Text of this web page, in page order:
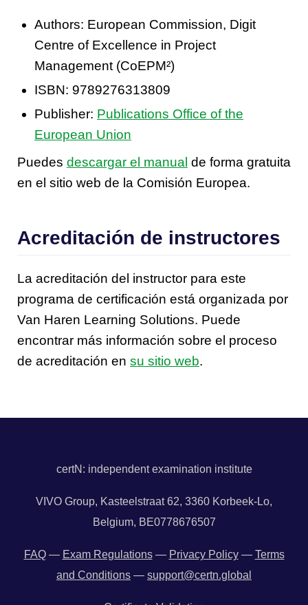
Authors: European Commission, Digit
Centre of Excellence in Project
Management (CoEPM²)
ISBN: 9789276313809
Publisher: Publications Office of the
European Union
Puedes descargar el manual de forma gratuita
en el sitio web de la Comisión Europea.
Acreditación de instructores
La acreditación del instructor para este
programa de certificación está organizada por
Van Haren Learning Solutions. Puede
encontrar más información sobre el proceso
de acreditación en su sitio web.
certN: independent examination institute
VIVO Group, Kasteelstraat 62, 3360 Korbeek-Lo,
Belgium, BE0778676507
FAQ— Exam Regulations— Privacy Policy— Terms
and Conditions — support@certn.global